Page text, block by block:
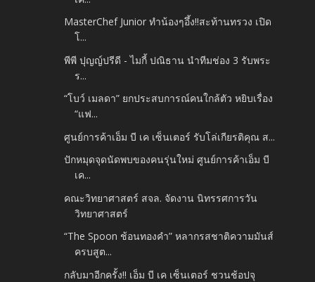
MasterChef Junior ทำน้องๆอึ้ง!!สะท้านทรวง เปิด
โ...
พีพี ปุญญ์ปรีดี - ไมกี้ ปณิธาน นำทีมช่อง 3 รับพระ
ร...
“โบว์ เมลดา” ยกประสบการณ์คนใกล้ตัว หยิบเรื่อง
“แฟ...
ศูนย์การค้าเอ็ม บี เค เซ็นเตอร์ รับโล่เกียรติคุณ ส...
ปักหมุดจุดนัดพบของคนรุ่นใหม่ ศูนย์การค้าเอ็ม บี
เค...
คณะวิทยาศาสตร์ สจล. จัดงาน นิทรรศการวัน
วิทยาศาสตร์
“The Spoon ช้อนทองคำ” หลากรสชาติความมันส์
ครบสูต...
กลับมาอีกครั้ง!! เอ็ม บี เค เซ็นเตอร์ ชวนช้อปจุ